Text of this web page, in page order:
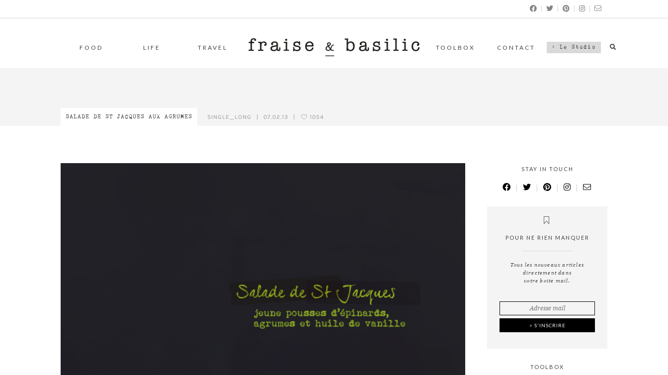
| | | |
FOOD LIFE TRAVEL TOOLBOX CONTACT > Le Studio
SALADE DE ST JACQUES AUX AGRUMES SINGLE_LONG 07.02.13 1054
STAY IN TOUCH
| | | |
POUR NE RIEN MANQUER
Tous les nouveaux articles
directement dans
votre boite mail.
TOOLBOX